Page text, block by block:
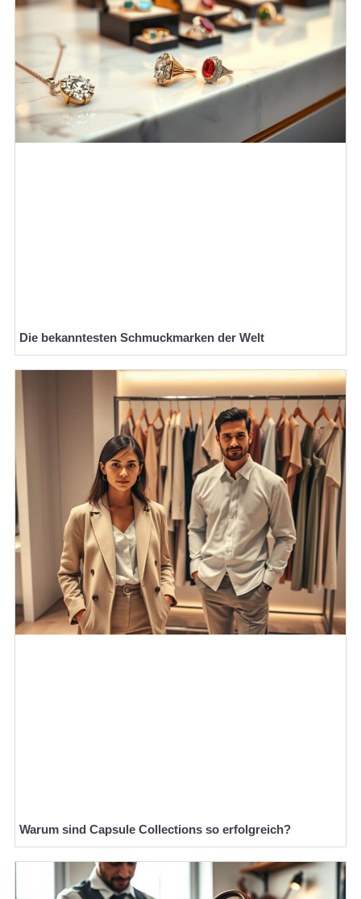
Die bekanntesten Schmuckmarken der Welt
Warum sind Capsule Collections so erfolgreich?